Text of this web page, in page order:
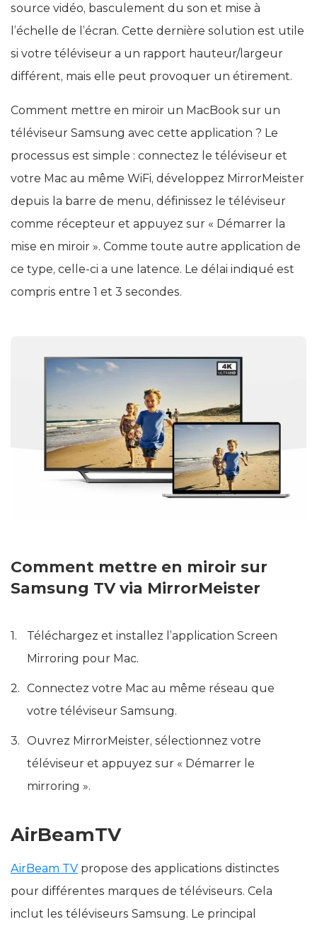
source vidéo, basculement du son et mise à
l’échelle de l’écran. Cette dernière solution est utile
si votre téléviseur a un rapport hauteur/largeur
différent, mais elle peut provoquer un étirement.
Comment mettre en miroir un MacBook sur un
téléviseur Samsung avec cette application ? Le
processus est simple : connectez le téléviseur et
votre Mac au même WiFi, développez MirrorMeister
depuis la barre de menu, définissez le téléviseur
comme récepteur et appuyez sur « Démarrer la
mise en miroir ». Comme toute autre application de
ce type, celle-ci a une latence. Le délai indiqué est
compris entre 1 et 3 secondes.
Comment mettre en miroir sur
Samsung TV via MirrorMeister
Téléchargez et installez l’application Screen
Mirroring pour Mac.
Connectez votre Mac au même réseau que
votre téléviseur Samsung.
Ouvrez MirrorMeister, sélectionnez votre
téléviseur et appuyez sur « Démarrer le
mirroring ».
AirBeamTV
AirBeam TV propose des applications distinctes
pour différentes marques de téléviseurs. Cela
inclut les téléviseurs Samsung. Le principal